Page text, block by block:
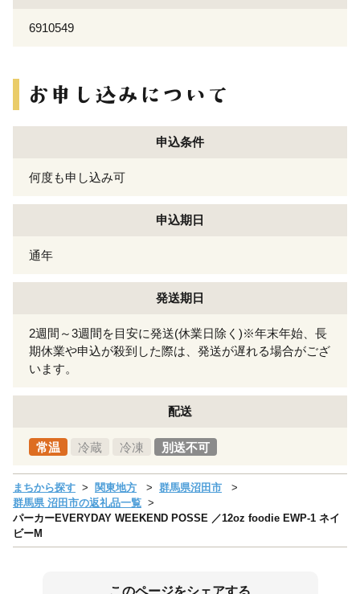
6910549
申込条件
何度も申し込み可
申込期日
通年
発送期日
2週間～3週間を目安に発送(休業日除く)※年末年始、長
期休業や申込が殺到した際は、発送が遅れる場合がござ
います。
配送
常温 冷蔵 冷凍 別送不可
まちから探す 関東地方
群馬県沼田市
群馬県 沼田市の返礼品一覧
パーカーEVERYDAY WEEKEND POSSE ／12oz foodie EWP-1 ネイ
ビーM
このページをシェアする